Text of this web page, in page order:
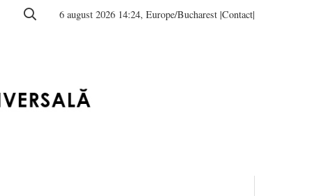
6 august 2026 14:24, Europe/Bucharest |Contact|